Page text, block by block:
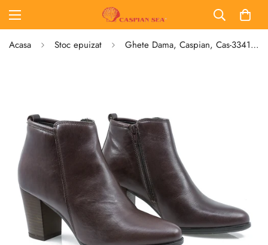
Acasa Stoc epuizat Ghete Dama, Caspian, Cas-3341, Casual, Piele Naturala, maro